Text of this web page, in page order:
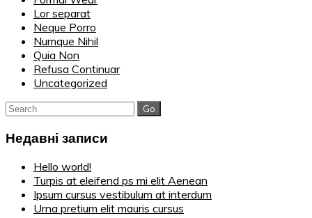
Lor separat
Neque Porro
Numque Nihil
Quia Non
Refusa Continuar
Uncategorized
Search
Недавні записи
Hello world!
Turpis at eleifend ps mi elit Aenean
Ipsum cursus vestibulum at interdum
Urna pretium elit mauris cursus